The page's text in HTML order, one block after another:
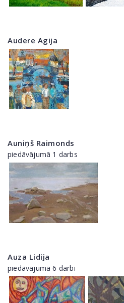
Audere Agija
Auniņš Raimonds
piedāvājumā 1 darbs
Auza Lidija
piedāvājumā 6 darbi